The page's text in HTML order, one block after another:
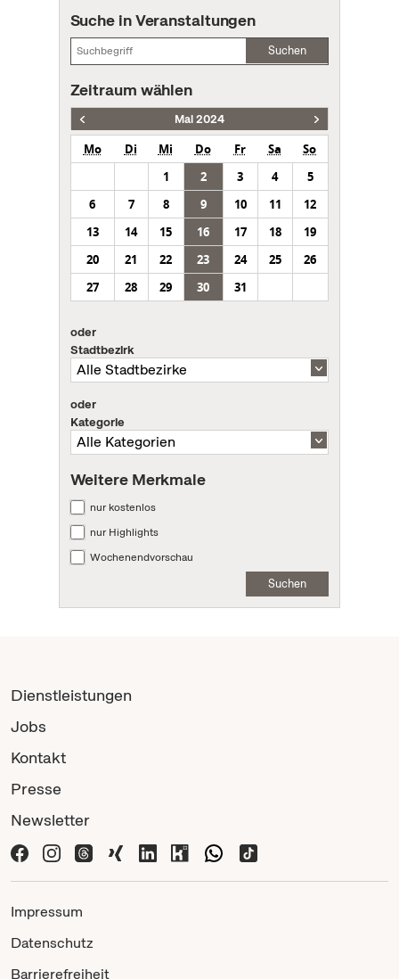
Suche in Veranstaltungen
Suchen
Zeitraum wählen
Mai 2024
Mo Di Mi Do Fr Sa
So
1
2 3 4
5
6
7 8 9 10 11
12
13
14 15 16 17 18
19
20
21 22 23 24 25
26
27
28 29 30 31
oder
Stadtbezirk
oder
Kategorie
Weitere Merkmale
nur kostenlos
nur Highlights
Wochenendvorschau
Suchen
Dienstleistungen
Jobs
Kontakt
Presse
Newsletter
Impressum
Datenschutz
Barrierefreiheit